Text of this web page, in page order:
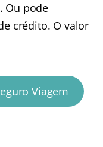
Ou pode
crédito. O valor
Viagem